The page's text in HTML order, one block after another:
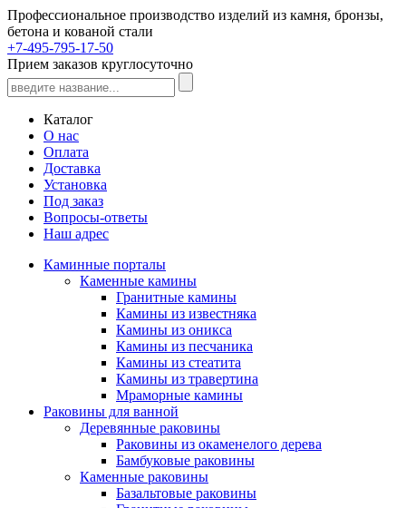
Профессиональное производство изделий из камня, бронзы,
бетона и кованой стали
+7-495-795-17-50
Прием заказов круглосуточно
Каталог
О нас
Оплата
Доставка
Установка
Под заказ
Вопросы-ответы
Наш адрес
Каминные порталы
Каменные камины
Гранитные камины
Камины из известняка
Камины из оникса
Камины из песчаника
Камины из стеатита
Камины из травертина
Мраморные камины
Раковины для ванной
Деревянные раковины
Раковины из окаменелого дерева
Бамбуковые раковины
Каменные раковины
Базальтовые раковины